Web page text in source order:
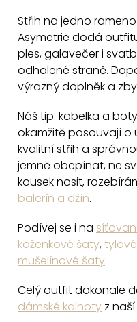
Střih na jedno
Asymetrie dodá
ples, galavečer i
odhalené straně.
výrazný doplněk a
Náš tip: kabelka a
okamžitě posouvají o
kvalitní střih a
jemně obepínat, ne
kousek nosit,
balerín a džín.
Podívej se i na
koženkové šaty,
mušelínové šaty.
Celý outfit dokonale
dámské kalhoty z